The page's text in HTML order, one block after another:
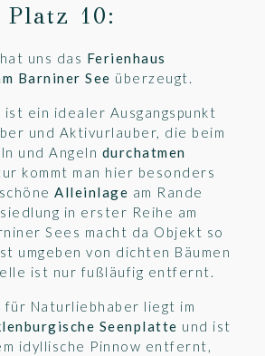
Platz 10:
hat uns das Ferienhaus
Barniner See überzeugt.
ist ein idealer Ausgangspunkt
und Aktivurlauber, die beim
und Angeln durchatmen
kommt man hier besonders
Alleinlage am Rande
in erster Reihe am
Sees macht da Objekt so
umgeben von dichten Bäumen
ist nur fußläufig entfernt.
für Naturliebhaber liegt im
Seenplatte und ist
idyllische Pinnow entfernt,